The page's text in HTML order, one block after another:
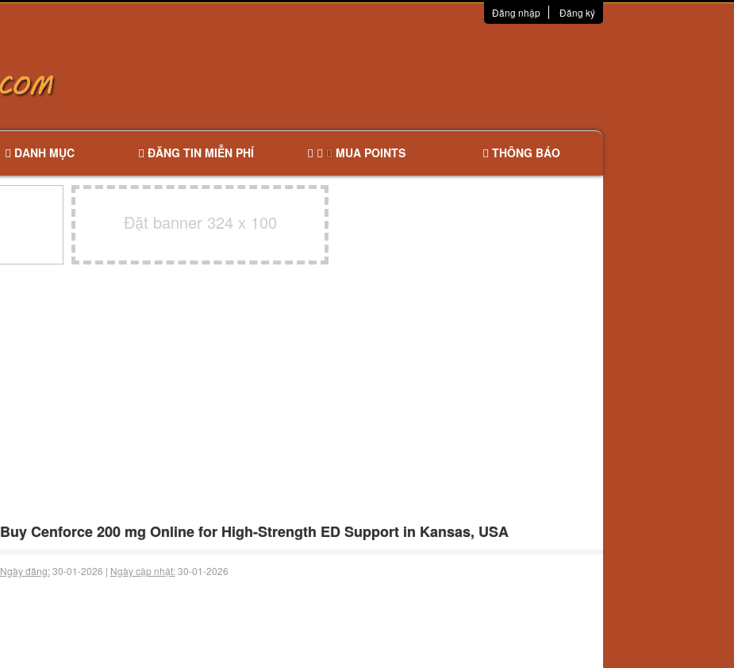
Đăng nhập Đăng ký
DANH MỤC ĐĂNG TIN MIỄN PHÍ MUA POINTS THÔNG BÁO
Đặt banner 324 x 100
Buy Cenforce 200 mg Online for High-Strength ED Support in Kansas, USA
Ngày đăng:30-01-2026 | Ngày cập nhật:30-01-2026